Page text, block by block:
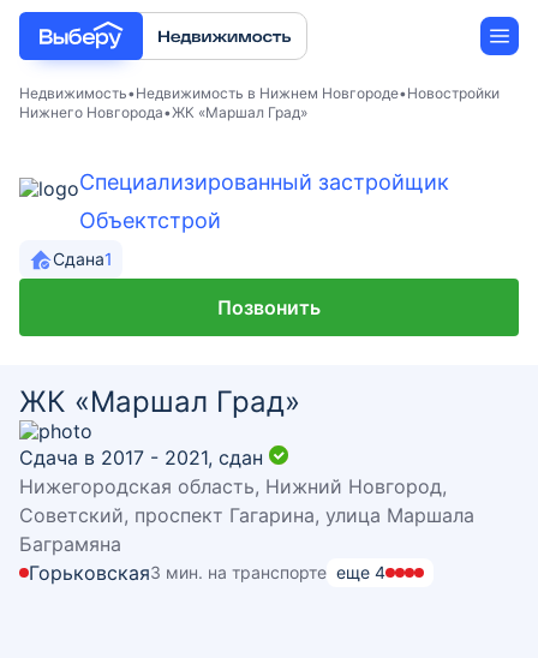
Застройщики
Ипотека
Недвижимость Недвижимость в Нижнем Новгороде Новостройки
Нижнего Новгорода ЖК «Маршал Град»
Специализированный застройщик
Объектстрой
Сдана1
Позвонить
ЖК «Маршал Град»
Сдача в 2017 - 2021, сдан
Нижегородская область, Нижний Новгород,
Советский, проспект Гагарина, улица Маршала
Баграмяна
Горьковская3 мин. на транспорте еще 4